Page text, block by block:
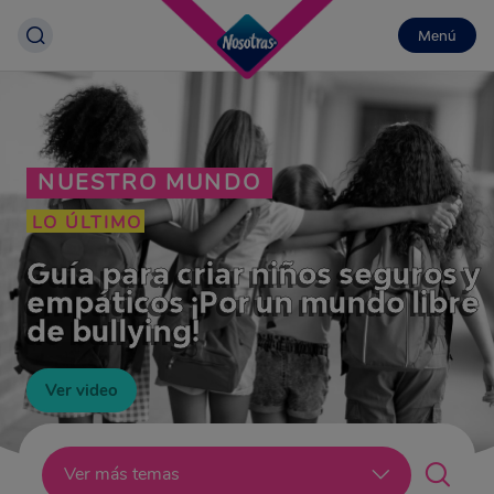
Menú
NUESTRO MUNDO
LO ÚLTIMO
Guía para criar niños seguros y
empáticos ¡Por un mundo libre
de bullying!
Ver video
Ver más temas
Lo último